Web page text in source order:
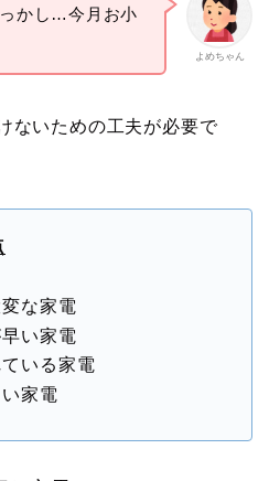
よめちゃん
かし…今月お小
ないための工夫が必要で
な家電
い家電
いる家電
家電